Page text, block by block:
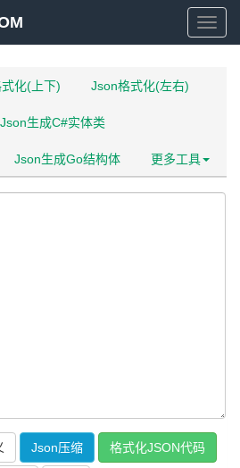
化(上下) Json格式化(左右)
Json生成C#实体类
Json生成Go结构体 更多工具